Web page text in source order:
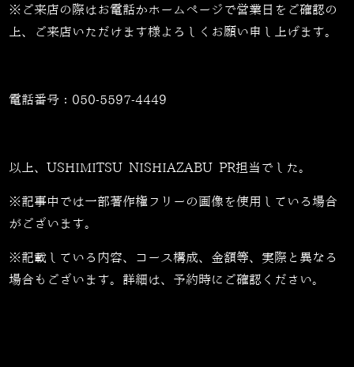
※ご来店の際はお電話かホームページで営業日をご確認の
上、ご来店いただけます様よろしくお願い申し上げます。
電話番号： 050-5597-4449
以上、USHIMITSU NISHIAZABU PR担当でした。
※記事中では一部著作権フリーの画像を使用している場合
がございます。
※記載している内容、コース構成、金額等、実際と異なる
場合もございます。詳細は、予約時にご確認ください。